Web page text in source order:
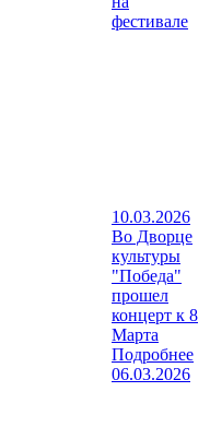
фестивале
10.03.2026
Во Дворце
культуры
"Победа"
прошел
концерт к 8
Марта
Подробнее
06.03.2026